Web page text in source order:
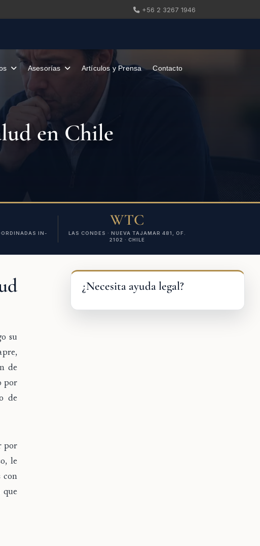
+56 2 3267 1946
Asesorías Artículos y Prensa Contacto
en Chile
IN-
WTC
LAS CONDES · NUEVA TAJAMAR 481, OF.
2102 · CHILE
su
de
por
de
por
le
con
que
¿Necesita ayuda legal?